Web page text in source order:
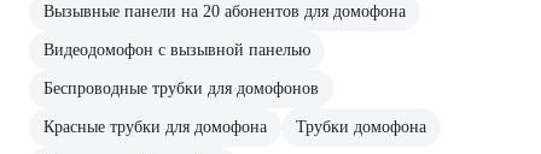
Вызывные панели на 20 абонентов для домофона
Видеодомофон с вызывной панелью
Беспроводные трубки для домофонов
Красные трубки для домофона Трубки домофона